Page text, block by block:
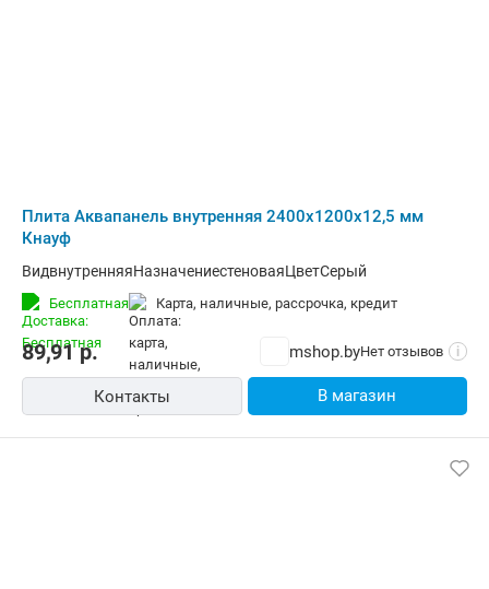
Плита Аквапанель внутренняя 2400х1200х12,5 мм
Кнауф
ВидвнутренняяНазначениестеноваяЦветСерый
Бесплатная карта, наличные, рассрочка, кредит
89,91р. mshop.byНет отзывов i
Контакты В магазин